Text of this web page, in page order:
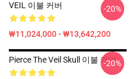
VEIL 이불 커버
₩11,024,000 - ₩13,642,200
-20%
Pierce The Veil Skull 이불 커버
-20%